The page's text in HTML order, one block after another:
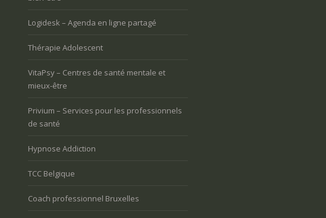
Logidesk – Agenda en ligne partagé
Thérapie Adolescent
VitaPsy – Centres de santé mentale et
mieux-être
Privium – Services pour les professionnels
de santé
Hypnose Addiction
TCC Belgique
Coach professionnel Bruxelles